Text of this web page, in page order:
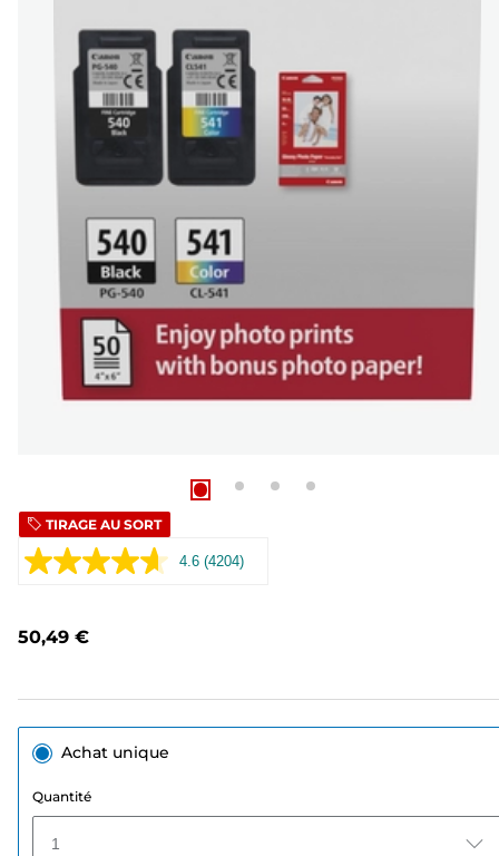
TIRAGE AU SORT
4.6 Lire
(4204)
50,49 €
Achat unique
Quantité
1